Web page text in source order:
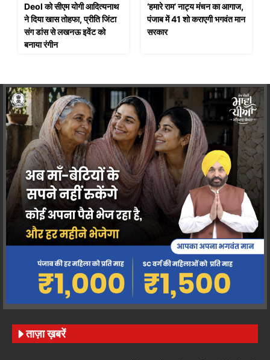
Deol को सीएम योगी आदित्यनाथ
ने दिया खास तोहफा, प्रीति जिंटा
संग डांस से लखनऊ इवेंट को
बनाया रंगीन
‘हमारे राम’ नाट्य मंचन का आगाज,
पंजाब में 41 शो कराएगी भगवंत मान
सरकार
ताज़ा ख़बरें